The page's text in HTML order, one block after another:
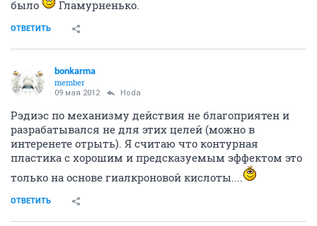
было Гламурненько.
ОТВЕТИТЬ
bonkarma
member
09 мая 2012 Hoda
Рэдиэс по механизму действия не благоприятен и
разрабатывался не для этих целей (можно в
интеренете отрыть). Я считаю что контурная
пластика с хорошим и предсказуемым эффектом это
только на основе гиалкроновой кислоты....
ОТВЕТИТЬ